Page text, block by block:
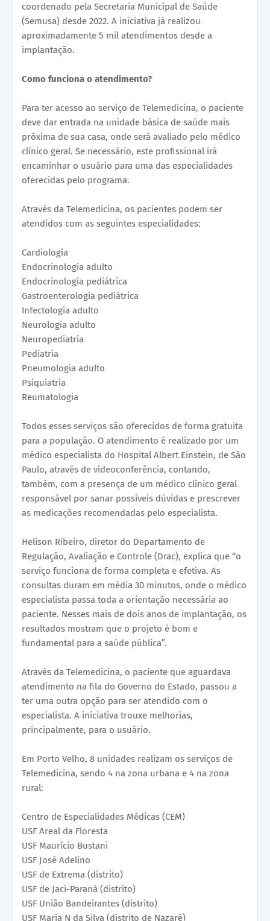
coordenado pela Secretaria Municipal de Saúde
(Semusa) desde 2022. A iniciativa já realizou
aproximadamente 5 mil atendimentos desde a
implantação.
Como funciona o atendimento?
Para ter acesso ao serviço de Telemedicina, o paciente
deve dar entrada na unidade básica de saúde mais
próxima de sua casa, onde será avaliado pelo médico
clínico geral. Se necessário, este profissional irá
encaminhar o usuário para uma das especialidades
oferecidas pelo programa.
Através da Telemedicina, os pacientes podem ser
atendidos com as seguintes especialidades:
Cardiologia
Endocrinologia adulto
Endocrinologia pediátrica
Gastroenterologia pediátrica
Infectologia adulto
Neurologia adulto
Neuropediatria
Pediatria
Pneumologia adulto
Psiquiatria
Reumatologia
Todos esses serviços são oferecidos de forma gratuita
para a população. O atendimento é realizado por um
médico especialista do Hospital Albert Einstein, de São
Paulo, através de videoconferência, contando,
também, com a presença de um médico clínico geral
responsável por sanar possíveis dúvidas e prescrever
as medicações recomendadas pelo especialista.
Helison Ribeiro, diretor do Departamento de
Regulação, Avaliação e Controle (Drac), explica que “o
serviço funciona de forma completa e efetiva. As
consultas duram em média 30 minutos, onde o médico
especialista passa toda a orientação necessária ao
paciente. Nesses mais de dois anos de implantação, os
resultados mostram que o projeto é bom e
fundamental para a saúde pública”.
Através da Telemedicina, o paciente que aguardava
atendimento na fila do Governo do Estado, passou a
ter uma outra opção para ser atendido com o
especialista. A iniciativa trouxe melhorias,
principalmente, para o usuário.
Em Porto Velho, 8 unidades realizam os serviços de
Telemedicina, sendo 4 na zona urbana e 4 na zona
rural:
Centro de Especialidades Médicas (CEM)
USF Areal da Floresta
USF Maurício Bustani
USF José Adelino
USF de Extrema (distrito)
USF de Jaci-Paraná (distrito)
USF União Bandeirantes (distrito)
USF Maria N da Silva (distrito de Nazaré)